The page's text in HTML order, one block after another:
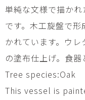
単純な文様で描か
です。木工旋盤で
かれています。ウ
の塗布仕上げ。食器
Tree species:Oak
This vessel is